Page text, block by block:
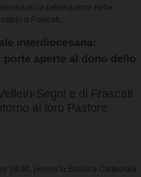
la celebrazione nella
a Frascati.
interdiocesana:
aperte al dono dello
Segni e di Frascati
al loro Pastore
18.00, presso la Basilica Cattedrale